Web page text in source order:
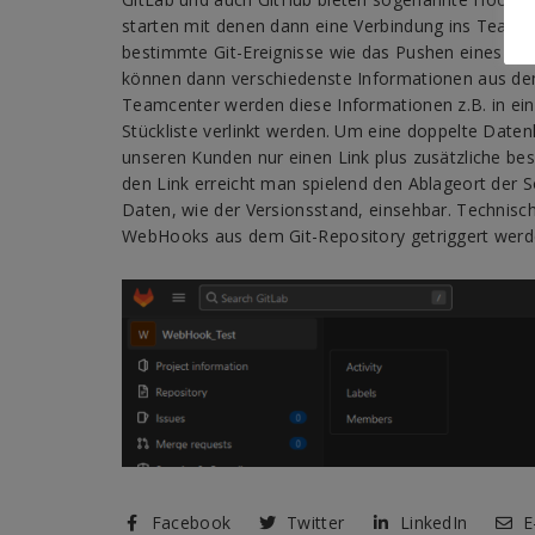
starten mit denen dann eine Verbindung ins
bestimmte Git-Ereignisse wie das Pushen eines
können dann verschiedenste Informationen aus
Teamcenter werden diese Informationen z.B. in
Stückliste verlinkt werden. Um eine doppelte
unseren Kunden nur einen Link plus zusätzliche
den Link erreicht man spielend den Ablageort der
Daten, wie der Versionsstand, einsehbar.
WebHooks aus dem Git-Repository getriggert
Facebook Twitter LinkedIn